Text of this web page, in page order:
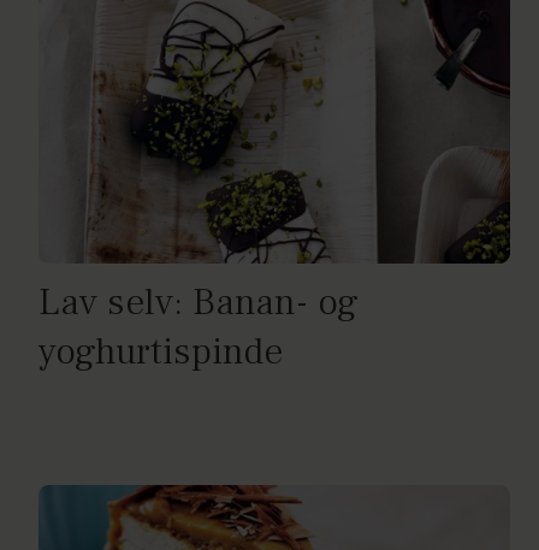
Lav selv: Banan- og
yoghurtispinde